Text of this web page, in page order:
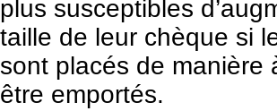
plus susceptibles
taille de leur chèque si
sont placés de manière
être emportés.